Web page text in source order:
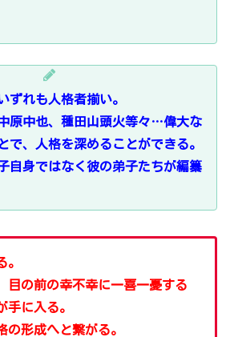
ずれも人格者揃い。
原中也、種田山頭火等々…偉大な
で、人格を深めることができる。
自身ではなく彼の弟子たちが編纂
。
目の前の幸不幸に一喜一憂する
手に入る。
の形成へと繋がる。